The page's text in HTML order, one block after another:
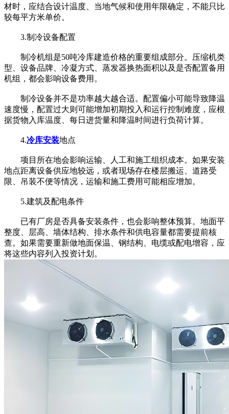
材时，应结合设计温度、当地气候和使用年限确定，不能只比
较每平方米单价。
3.制冷设备配置
制冷机组是50吨冷库建造价格的重要组成部分。压缩机类
型、设备品牌、冷凝方式、蒸发器换热面积以及是否配置备用
机组，都会影响设备费用。
制冷设备并不是功率越大越合适。配置偏小可能导致降温
速度慢，配置过大则可能增加初期投入和运行控制难度，应根
据货物入库温度、每日进货量和降温时间进行负荷计算。
4.冷库安装地点
项目所在地会影响运输、人工和施工组织成本。如果安装
地点距离设备供应地较远，或者现场存在楼层搬运、道路受
限、吊装不便等情况，运输和施工费用可能相应增加。
5.建筑及配电条件
已有厂房是否具备安装条件，也会影响整体预算。地面平
整度、层高、墙体结构、排水条件和供电容量都需要提前核
查。如果需要重新做地面保温、钢结构、电缆或配电增容，应
将这些内容列入投资计划。